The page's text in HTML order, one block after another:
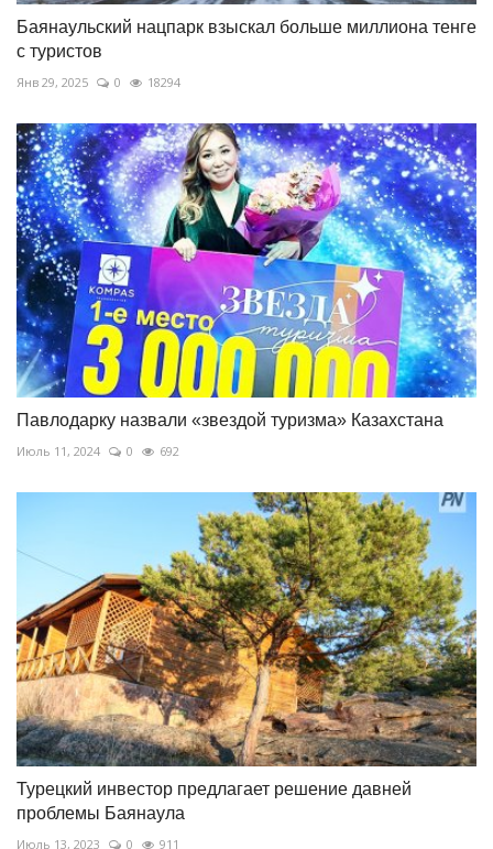
Баянаульский нацпарк взыскал больше миллиона тенге
с туристов
Янв 29, 2025 0 18294
Павлодарку назвали «звездой туризма» Казахстана
Июль 11, 2024 0 692
Турецкий инвестор предлагает решение давней
проблемы Баянаула
Июль 13, 2023 0 911